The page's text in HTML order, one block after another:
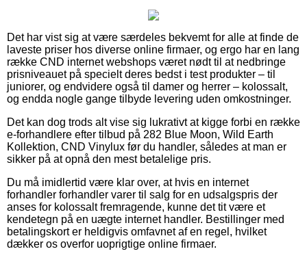
Det har vist sig at være særdeles bekvemt for alle at finde de
laveste priser hos diverse online firmaer, og ergo har en lang
række CND internet webshops været nødt til at nedbringe
prisniveauet på specielt deres bedst i test produkter – til
juniorer, og endvidere også til damer og herrer – kolossalt,
og endda nogle gange tilbyde levering uden omkostninger.
Det kan dog trods alt vise sig lukrativt at kigge forbi en række
e-forhandlere efter tilbud på 282 Blue Moon, Wild Earth
Kollektion, CND Vinylux før du handler, således at man er
sikker på at opnå den mest betalelige pris.
Du må imidlertid være klar over, at hvis en internet
forhandler forhandler varer til salg for en udsalgspris der
anses for kolossalt fremragende, kunne det tit være et
kendetegn på en uægte internet handler. Bestillinger med
betalingskort er heldigvis omfavnet af en regel, hvilket
dækker os overfor uoprigtige online firmaer.